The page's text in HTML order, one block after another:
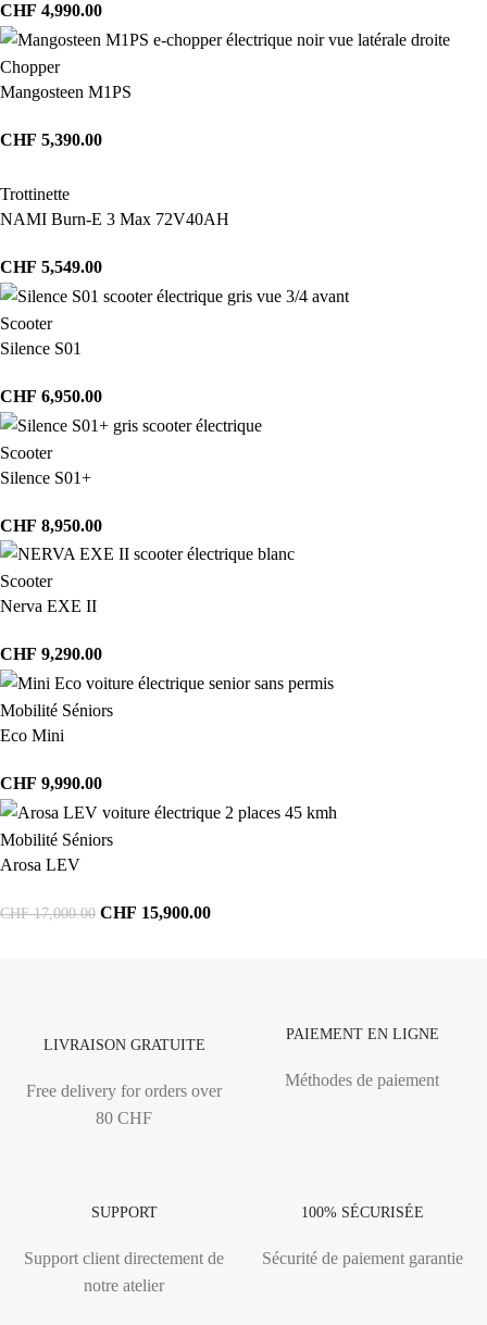
CHF 4,990.00
Chopper
Mangosteen M1PS
CHF 5,390.00
Trottinette
NAMI Burn-E 3 Max 72V40AH
CHF 5,549.00
Scooter
Silence S01
CHF 6,950.00
Scooter
Silence S01+
CHF 8,950.00
Scooter
Nerva EXE II
CHF 9,290.00
Mobilité Séniors
Eco Mini
CHF 9,990.00
Mobilité Séniors
Arosa LEV
CHF17,000.00 CHF 15,900.00
LIVRAISON GRATUITE
Free delivery for orders over
80 CHF
PAIEMENT EN LIGNE
Méthodes de paiement
SUPPORT
Support client directement de
notre atelier
100% SÉCURISÉE
Sécurité de paiement garantie